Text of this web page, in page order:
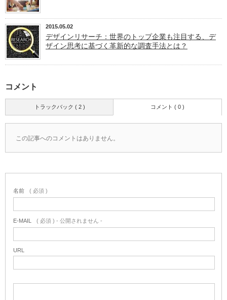
2015.05.02
デザインリサーチ：世界のトップ企業も注目する、デ
ザイン思考に基づく革新的な調査手法とは？
コメント
トラックバック ( 2 ) コメント ( 0 )
この記事へのコメントはありません。
名前 ( 必須 )
E-MAIL ( 必須 ) - 公開されません -
URL